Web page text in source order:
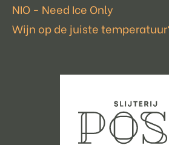
NIO - Need Ice Only
Wijn op de juiste